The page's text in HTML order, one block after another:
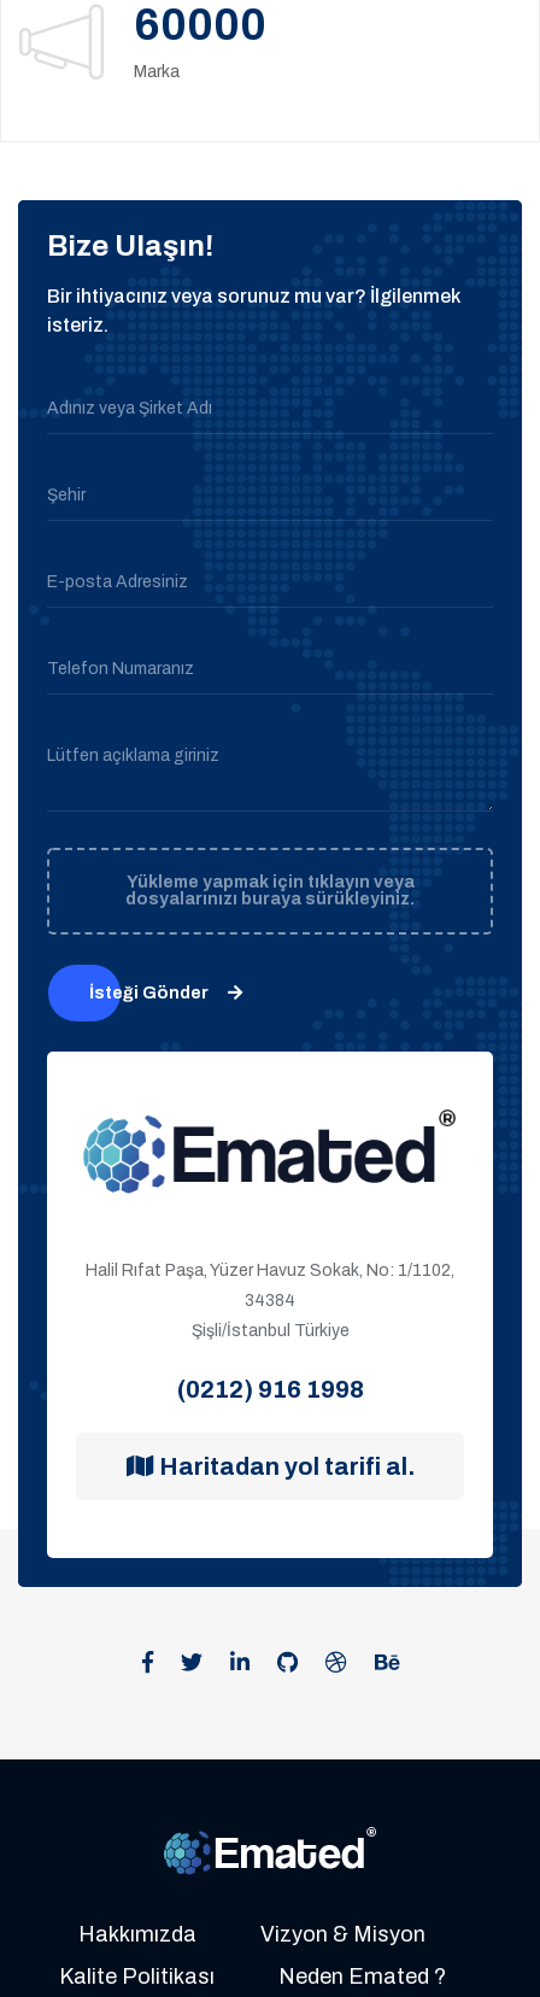
60000
Marka
Bize Ulaşın!
Bir ihtiyacınız veya sorunuz mu var? İlgilenmek
isteriz.
Adınız veya Şirket Adı
Şehir
E-posta Adresiniz
Telefon Numaranız
Lütfen açıklama giriniz
Yükleme yapmak için tıklayın veya
dosyalarınızı buraya sürükleyiniz.
İsteği Gönder
Halil Rıfat Paşa, Yüzer Havuz Sokak, No: 1/1102,
34384
Şişli/İstanbul Türkiye
(0212) 916 1998
Haritadan yol tarifi al.
Hakkımızda
Vizyon & Misyon
Kalite Politikası
Neden Emated ?